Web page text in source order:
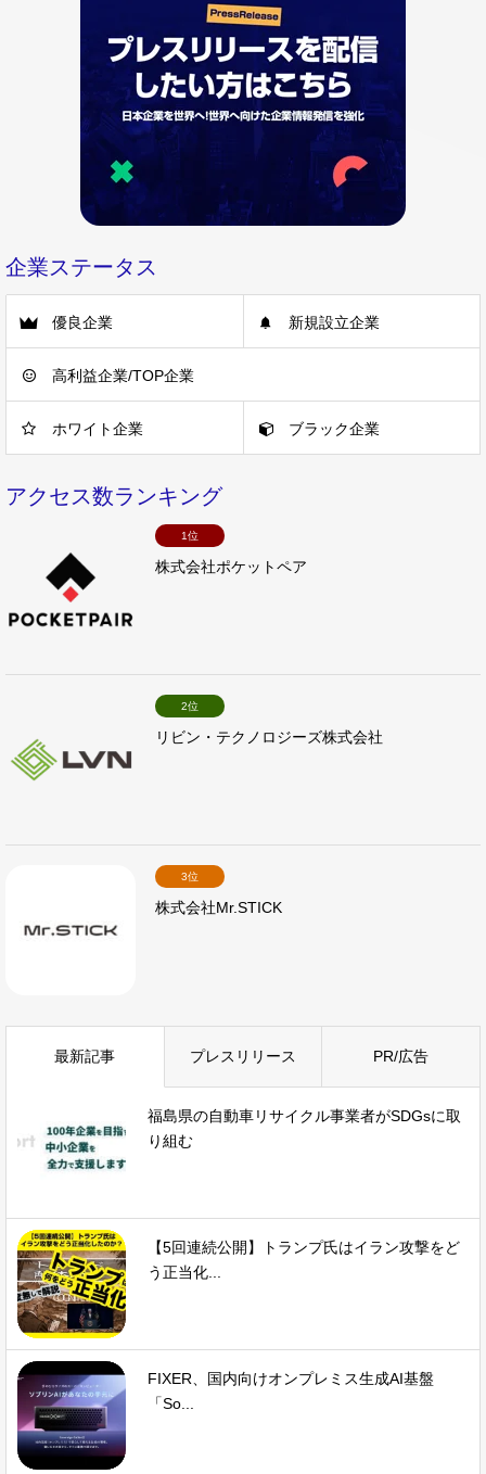
企業ステータス
優良企業 新規設立企業
高利益企業/TOP企業
ホワイト企業 ブラック企業
アクセス数ランキング
1位
株式会社ポケットペア
2位
リビン・テクノロジーズ株式会社
3位
株式会社Mr.STICK
最新記事 プレスリリース PR/広告
福島県の自動車リサイクル事業者がSDGsに取
り組む
【5回連続公開】トランプ氏はイラン攻撃をど
う正当化...
FIXER、国内向けオンプレミス生成AI基盤
「So...